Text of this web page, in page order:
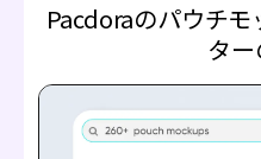
Pacdoraのパウチ
タ